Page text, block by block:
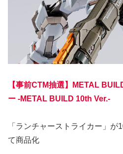
【事前CTM抽選】METAL
ー -METAL BUILD 10th Ver.-
「ランチャーストライカー」が
て商品化